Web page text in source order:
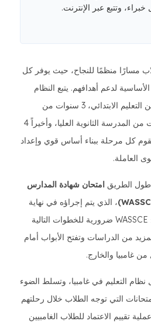
وتتبع عبر الإنترنت.
مسارًا منظمًا للنجاح، حيث يوفر كل
لدعم أهدافهم. يتبع النظام
نموذج 6-3-3-4:6 سنوات من التعليم الابتدائي، 3 سنوات من
المدرسة الإعدادية، 3 سنوات من المدرسة الثانوية العليا، وأخيراً 4
كل مرحلة ببناء أساس قوي وإعداد
العاملة.
طول الطريق امتحان شهادة المدارس
، الذي يتم إجراؤه في نهاية
المدرسة الثانوية. تعتبر نتائج WASSCE ضرورية للخطوات التالية
من الدراسات وتفتح الأبواب أمام
غامبيا والخارج.
التعليم في غامبيا، وتسلط الضوء
التي توجه الطلاب خلال رحلتهم
تقييم الاعتماد للطلاب الغامبيين